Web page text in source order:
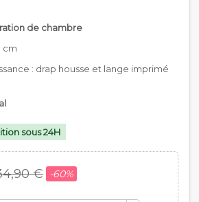
de chambre
cm
: drap housse et lange imprimé
sous 24H
€ -60%